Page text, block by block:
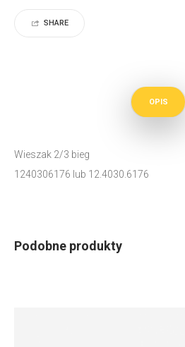
SHARE
OPIS
Wieszak 2/3 bieg
1240306176 lub 12.4030.6176
Podobne produkty